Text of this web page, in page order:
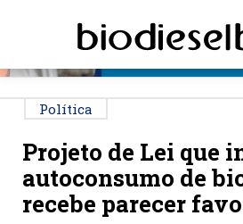
Política
Projeto de Lei que
autoconsumo de
recebe parecer